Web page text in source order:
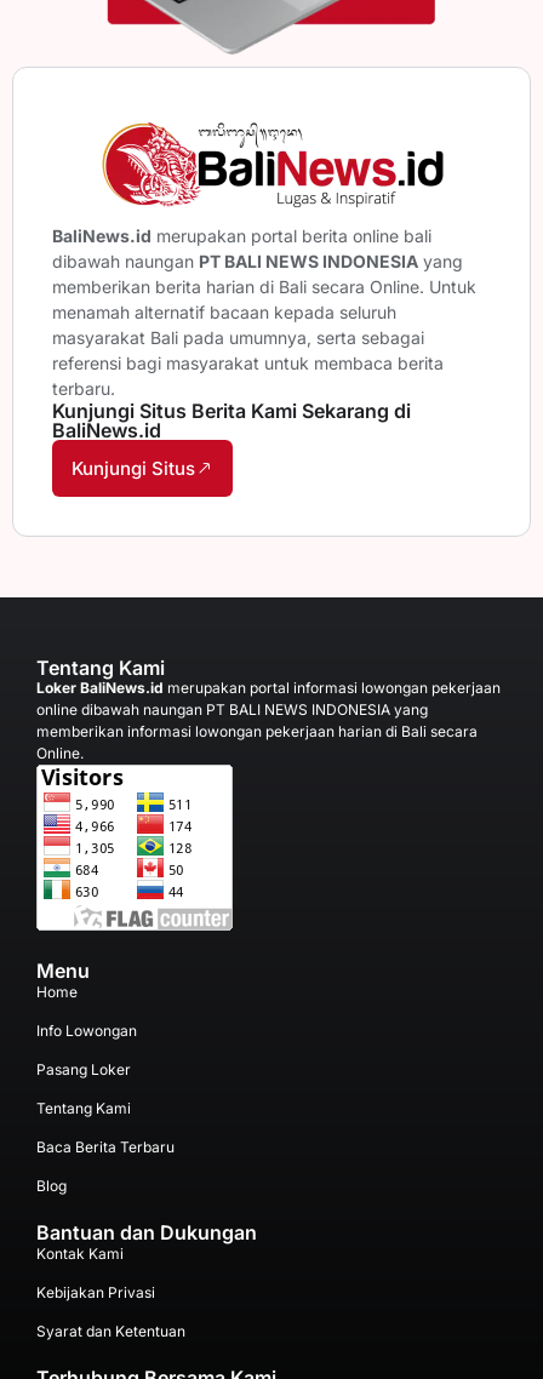
BaliNews.id merupakan portal berita online bali
dibawah naungan PT BALI NEWS INDONESIA yang
memberikan berita harian di Bali secara Online. Untuk
menamah alternatif bacaan kepada seluruh
masyarakat Bali pada umumnya, serta sebagai
referensi bagi masyarakat untuk membaca berita
terbaru.
Kunjungi Situs Berita Kami Sekarang di
BaliNews.id
Kunjungi Situs
Tentang Kami
Loker BaliNews.id merupakan portal informasi lowongan pekerjaan
online dibawah naungan PT BALI NEWS INDONESIA yang
memberikan informasi lowongan pekerjaan harian di Bali secara
Online.
Menu
Home
Info Lowongan
Pasang Loker
Tentang Kami
Baca Berita Terbaru
Blog
Bantuan dan Dukungan
Kontak Kami
Kebijakan Privasi
Syarat dan Ketentuan